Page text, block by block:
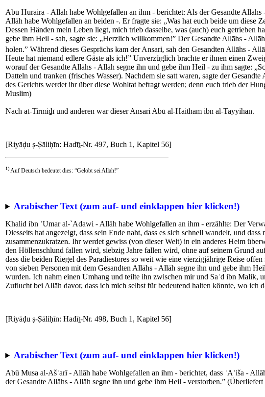
Abū Huraira - Allāh habe Wohlgefallen an ihm - berichtet: Als der Gesandte
Allāh habe Wohlgefallen an beiden -. Er fragte sie: „Was hat euch beide um diese
Dessen Händen mein Leben liegt, mich trieb dasselbe, was (auch) euch getrieben
gebe ihm Heil - sah, sagte sie: „Herzlich willkommen!” Der Gesandte Allāhs -
holen.” Während dieses Gesprächs kam der Ansari, sah den Gesandten Allāhs -
Heute hat niemand edlere Gäste als ich!” Unverzüglich brachte er ihnen einen
worauf der Gesandte Allāhs - Allāh segne ihn und gebe ihm Heil - zu ihm sagte:
Datteln und tranken (frisches Wasser). Nachdem sie satt waren, sagte der
des Gerichts werdet ihr über diese Wohltat befragt werden; denn euch trieb der
Muslim)
Nach at-Tirmiḏī und anderen war dieser Ansari Abū al-Haitham ibn al-Tayyihan.
[Riyāḍu ṣ-Ṣāliḥīn: Hadīṯ-Nr. 497, Buch 1, Kapitel 56]
1)Auf Deutsch bedeutet dies: “Gelobt sei Allah!”
Arabischer Text (zum auf- und einklappen hier klicken!)
Khalid ibn ʿUmar al-`Adawi - Allāh habe Wohlgefallen an ihm - erzählte: Der
Diesseits hat angezeigt, dass sein Ende naht, dass es sich schnell wandelt, und
zusammenzukratzen. Ihr werdet gewiss (von dieser Welt) in ein anderes Heim
den Höllenschlund fallen wird, siebzig Jahre fallen wird, ohne auf seinem Grund
dass die beiden Riegel des Paradiestores so weit wie eine vierzigjährige Reise
von sieben Personen mit dem Gesandten Allāhs - Allāh segne ihn und gebe ihm
wurden. Ich nahm einen Umhang und teilte ihn zwischen mir und Saʿd ibn Malik,
Zuflucht bei Allāh davor, dass ich mich selbst für bedeutend halten könnte, wo
[Riyāḍu ṣ-Ṣāliḥīn: Hadīṯ-Nr. 498, Buch 1, Kapitel 56]
Arabischer Text (zum auf- und einklappen hier klicken!)
Abū Musa al-Ašʿarī - Allāh habe Wohlgefallen an ihm - berichtet, dass ʿAʾiša -
der Gesandte Allāhs - Allāh segne ihn und gebe ihm Heil - verstorben.”